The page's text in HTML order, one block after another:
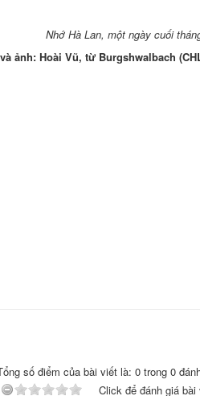
Nhớ Hà Lan, một ngày cuối
ảnh: Hoài Vũ, từ Burgshwalbach
số điểm của bài viết là: 0 trong 0
Click để đánh giá bài